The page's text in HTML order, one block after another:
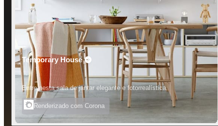
Temporary House
Entre nesta sala de jantar elegante e fotorrealística.
Renderizado com Corona